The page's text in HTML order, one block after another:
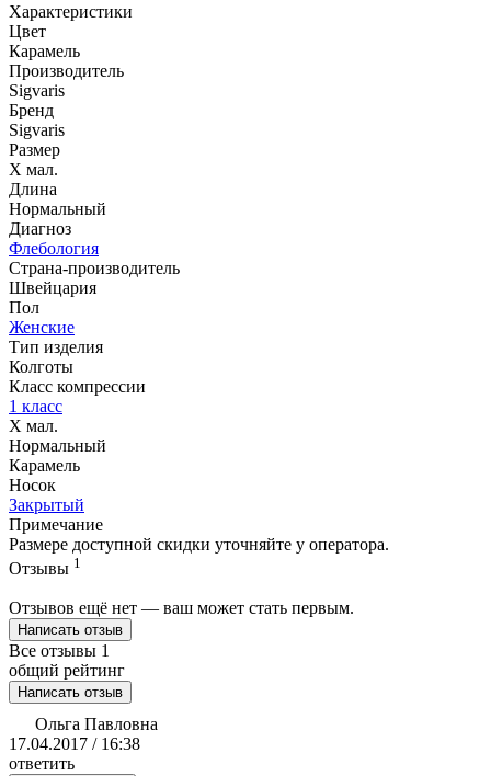
Характеристики
Цвет
Карамель
Производитель
Sigvaris
Бренд
Sigvaris
Размер
Х мал.
Длина
Нормальный
Диагноз
Флебология
Страна-производитель
Швейцария
Пол
Женские
Тип изделия
Колготы
Класс компрессии
1 класс
Х мал.
Нормальный
Карамель
Носок
Закрытый
Примечание
Размере доступной скидки уточняйте у оператора.
Отзывы 1
Отзывов ещё нет — ваш может стать первым.
Написать отзыв
Все отзывы 1
общий рейтинг
Написать отзыв
Ольга Павловна
17.04.2017 / 16:38
ответить